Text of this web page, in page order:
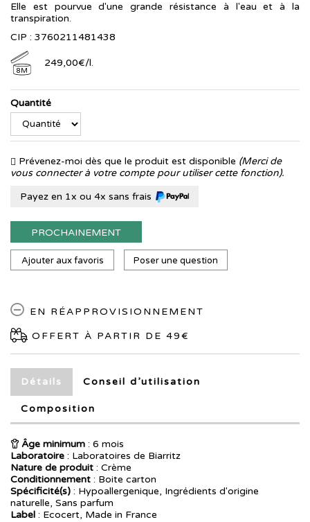
Elle est pourvue d'une grande résistance à l'eau et à la
transpiration.
CIP : 3760211481438
8M
249,00€/l.
Quantité
Prévenez-moi dès que le produit est disponible (Merci de
vous connecter à votre compte pour utiliser cette fonction).
Payez en 1x ou 4x sans frais
PROCHAINEMENT
Ajouter aux favoris Poser une question
EN RÉAPPROVISIONNEMENT
OFFERT À PARTIR DE 49€
Détails Conseil d’utilisation
Composition
Âge minimum : 6 mois
Laboratoire : Laboratoires de Biarritz
Nature de produit : Crème
Conditionnement : Boite carton
Spécificité(s) : Hypoallergenique, Ingrédients d'origine
naturelle, Sans parfum
Label : Ecocert, Made in France